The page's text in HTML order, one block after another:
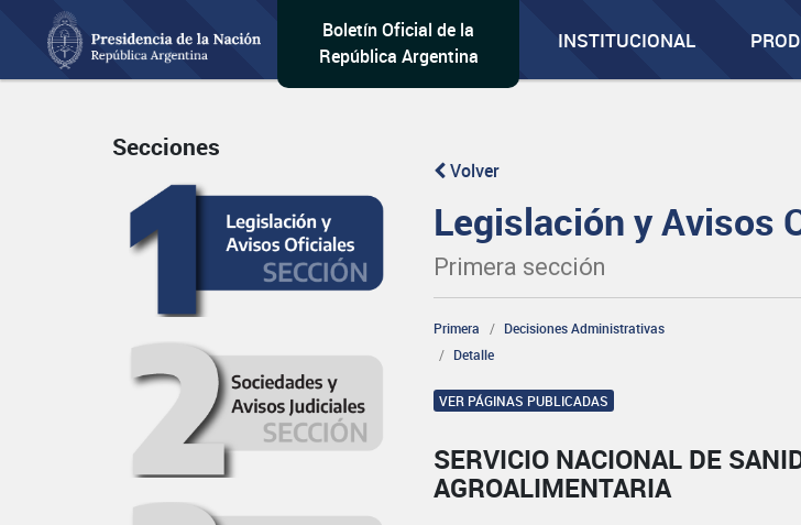
Boletín Oficial de la
República Argentina
INSTITUCIONAL
Secciones
Volver
Legislación y Avisos
Primera sección
Primera
Decisiones Administrativas
Detalle
VER PÁGINAS PUBLICADAS
SERVICIO NACIONAL DE
AGROALIMENTARIA